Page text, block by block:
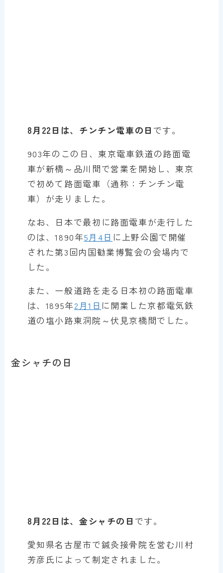
8月22日は、チンチン電車の日 です。
903年のこの日、東京電車鉄道の路面電
車が新橋～品川間で営業を開始し、東京
で初めて路面電車（通称：チンチン電
車）が走りました。
なお、日本で最初に路面電車が走行した
のは、1890年5月4日 に上野公園で開催
された第3回内国勧業博覧会の会場内で
した。
また、一般道路を走る日本初の路面電車
は、1895年2月1日 に開業した京都電気鉄
道の塩小路東洞院～伏見京橋間でした。
金シャチの日
8月22日は、金シャチの日 です。
愛知県名古屋市で鍼灸接骨院を営む川村
芳彦氏によって制定されました。